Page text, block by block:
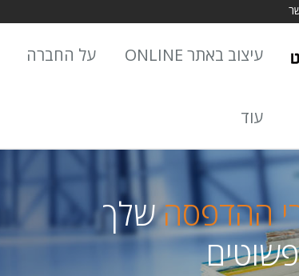
עיצוב באתר ONLINE על החברה
עוד
ההדפסהשלך